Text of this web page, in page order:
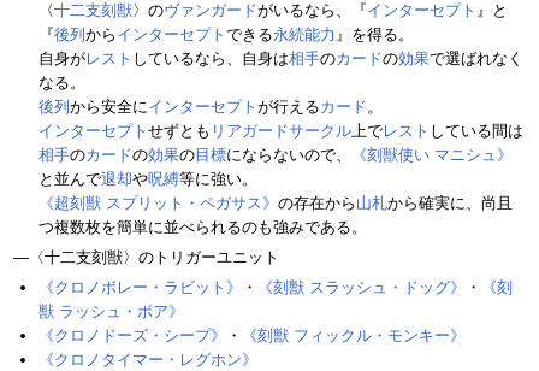
〈十二支刻獣〉のヴァンガードがいるなら、『インターセプト 』と
『後列 から インターセプト できる永続能力 』を得る。
自身がレスト しているなら、自身は相手のカードの効果で選ばれなく
なる。
後列 から安全にインターセプト が行えるカード。
インターセプト せずとも リアガードサークル上でレスト している間は
相手のカードの効果の目標にならないので、
《刻獣使い マニシュ》
と並んで退却や呪縛等に強い。
《超刻獣 スプリット・ペガサス》 の存在から 山札から確実に、尚且
つ複数枚を簡単に並べられるのも強みである。
―〈十二支刻獣〉のトリガーユニット
《クロノボレー・ラビット》
・ 《刻獣 スラッシュ・ドッグ》 ・
《刻
獣 ラッシュ・ボア》
《クロノドーズ・シープ》
・
《刻獣 フィックル・モンキー》
《クロノタイマー・レグホン》